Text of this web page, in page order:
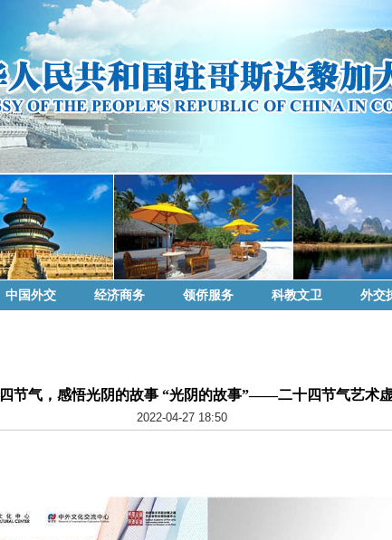
中国外交 经济商务 领侨服务 科教文卫 外交
节气，感悟光阴的故事 “光阴的故事”——二十四节气艺术
2022-04-27 18:50